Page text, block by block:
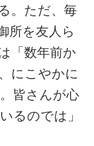
。ただ、毎
所を友人ら
「数年前か
にこやかに
皆さんが心
るのでは」